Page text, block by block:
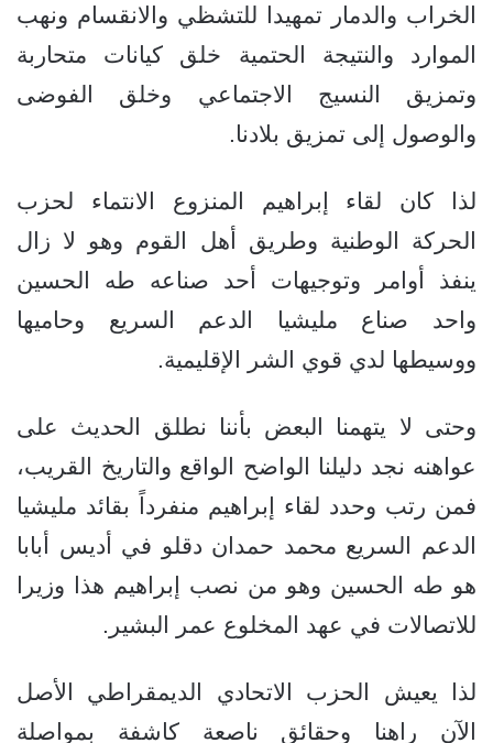
الخراب والدمار تمهيدا للتشظي والانقسام ونهب
الموارد والنتيجة الحتمية خلق كيانات متحاربة
وتمزيق النسيج الاجتماعي وخلق الفوضى
والوصول إلى تمزيق بلادنا.
لذا كان لقاء إبراهيم المنزوع الانتماء لحزب
الحركة الوطنية وطريق أهل القوم وهو لا زال
ينفذ أوامر وتوجيهات أحد صناعه طه الحسين
واحد صناع مليشيا الدعم السريع وحاميها
ووسيطها لدي قوي الشر الإقليمية.
وحتى لا يتهمنا البعض بأننا نطلق الحديث على
عواهنه نجد دليلنا الواضح الواقع والتاريخ القريب،
فمن رتب وحدد لقاء إبراهيم منفرداً بقائد مليشيا
الدعم السريع محمد حمدان دقلو في أديس أبابا
هو طه الحسين وهو من نصب إبراهيم هذا وزيرا
للاتصالات في عهد المخلوع عمر البشير.
لذا يعيش الحزب الاتحادي الديمقراطي الأصل
الآن راهنا وحقائق ناصعة كاشفة بمواصلة